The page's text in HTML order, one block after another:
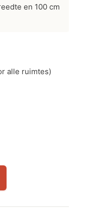
en 100 cm
alle ruimtes)